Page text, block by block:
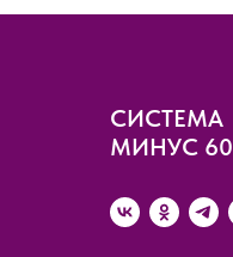
СИСТЕМА
МИНУС 60